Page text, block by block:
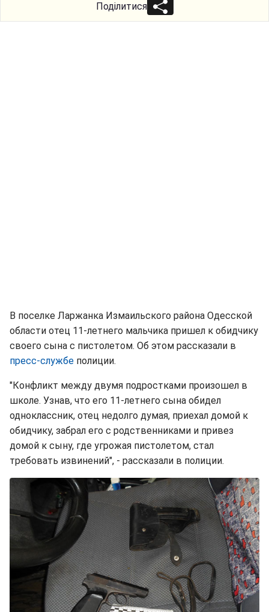
Поділитися
В поселке Ларжанка Измаильского района Одесской
области отец 11-летнего мальчика пришел к обидчику
своего сына с пистолетом. Об этом рассказали в
пресс-службе полиции.
"Конфликт между двумя подростками произошел в
школе. Узнав, что его 11-летнего сына обидел
одноклассник, отец недолго думая, приехал домой к
обидчику, забрал его с родственниками и привез
домой к сыну, где угрожая пистолетом, стал
требовать извинений", - рассказали в полиции.